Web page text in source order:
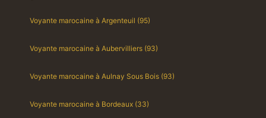
Voyante marocaine à Argenteuil (95)
Voyante marocaine à Aubervilliers (93)
Voyante marocaine à Aulnay Sous Bois (93)
Voyante marocaine à Bordeaux (33)